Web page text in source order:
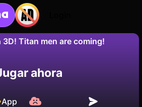
3D! Titan men are coming!
ahora
App